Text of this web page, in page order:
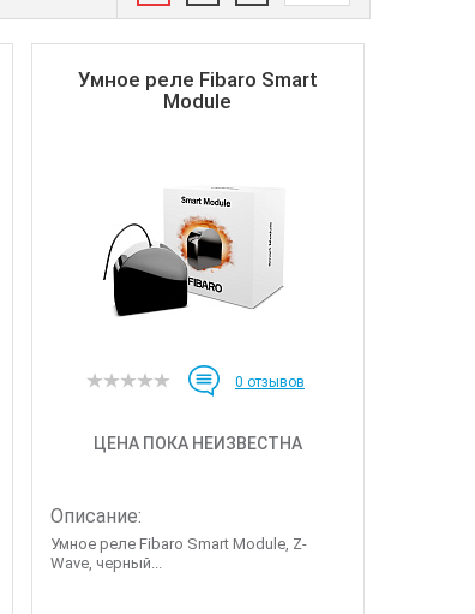
Умное реле Fibaro Smart
Module
0 отзывов
ЦЕНА ПОКА НЕИЗВЕСТНА
Описание:
Умное реле Fibaro Smart Module, Z-
Wave, черный...